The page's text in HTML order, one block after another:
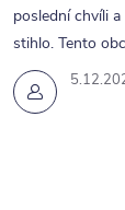
poslední chvíli
stihlo. Tento